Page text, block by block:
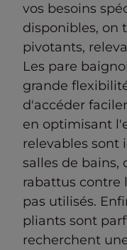
vos besoins
disponibles, on
pivotants,
Les pare
grande
d'accéder
en optimisant
relevables sont
salles de bains,
rabattus contre
pas utilisés.
pliants sont
recherchent